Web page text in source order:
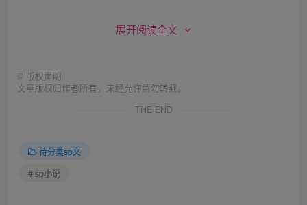
展开阅读全文
© 版权声明
文章版权归作者所有，未经允许请勿转载。
THE END
待分类sp文
# sp小说